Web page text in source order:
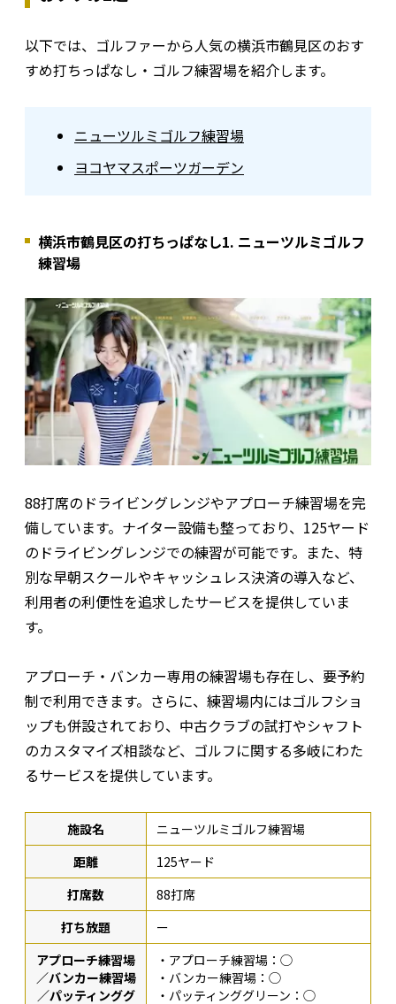
以下では、ゴルファーから人気の横浜市鶴見区のおす
すめ打ちっぱなし・ゴルフ練習場を紹介します。
ニューツルミゴルフ練習場
ヨコヤマスポーツガーデン
横浜市鶴見区の打ちっぱなし1. ニューツルミゴルフ
練習場
88打席のドライビングレンジやアプローチ練習場を完
備しています。ナイター設備も整っており、125ヤード
のドライビングレンジでの練習が可能です。また、特
別な早朝スクールやキャッシュレス決済の導入など、
利用者の利便性を追求したサービスを提供していま
す。
アプローチ・バンカー専用の練習場も存在し、要予約
制で利用できます。さらに、練習場内にはゴルフショ
ップも併設されており、中古クラブの試打やシャフト
のカスタマイズ相談など、ゴルフに関する多岐にわた
るサービスを提供しています。
施設名
ニューツルミゴルフ練習場
距離
125ヤード
打席数
88打席
打ち放題
ー
アプローチ練習場
／バンカー練習場
／パッティンググ
・アプローチ練習場：◯
・バンカー練習場：◯
・パッティンググリーン：◯